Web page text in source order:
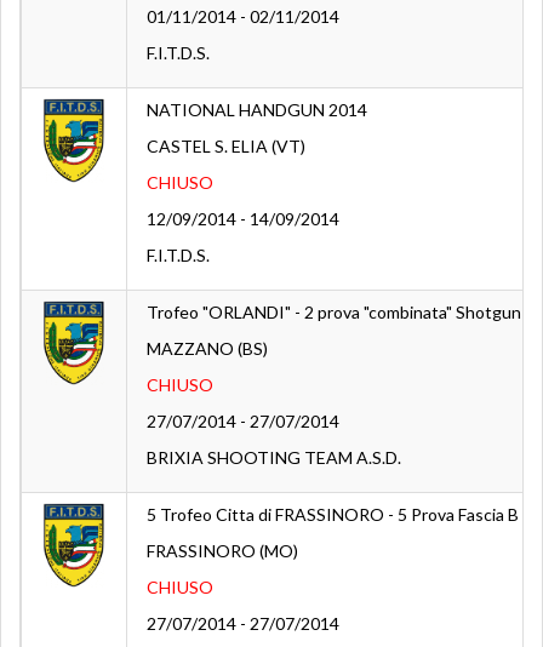
01/11/2014 - 02/11/2014
F.I.T.D.S.
NATIONAL HANDGUN 2014
CASTEL S. ELIA (VT)
CHIUSO
12/09/2014 - 14/09/2014
F.I.T.D.S.
Trofeo "ORLANDI" - 2 prova "combinata" Shotgun /
MAZZANO (BS)
CHIUSO
27/07/2014 - 27/07/2014
BRIXIA SHOOTING TEAM A.S.D.
5 Trofeo Citta di FRASSINORO - 5 Prova Fascia B
FRASSINORO (MO)
CHIUSO
27/07/2014 - 27/07/2014